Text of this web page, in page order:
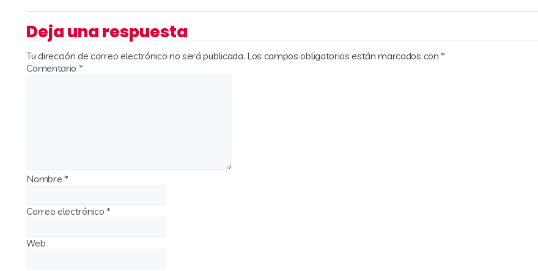
Deja una respuesta
Tu dirección de correo electrónico no será publicada. Los campos obligatorios están marcados con*
Comentario *
Nombre*
Correo electrónico*
Web